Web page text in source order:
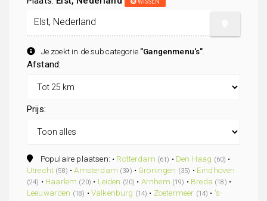
Je zoekt in de subcategorie "Gangenmenu's"
Afstand:
Prijs:
Populaire plaatsen: • Rotterdam (61) • Den Haag (60) •
Utrecht (58) •Amsterdam (39) • Groningen (35) • Eindhoven
(24) • Haarlem (20) • Leiden (20) • Arnhem (19) • Breda (18) •
Leeuwarden (18) • Valkenburg (14) • Zoetermeer (14) • 's-